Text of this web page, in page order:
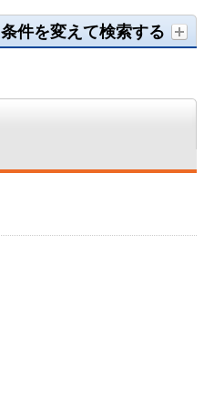
条件を変えて検索する